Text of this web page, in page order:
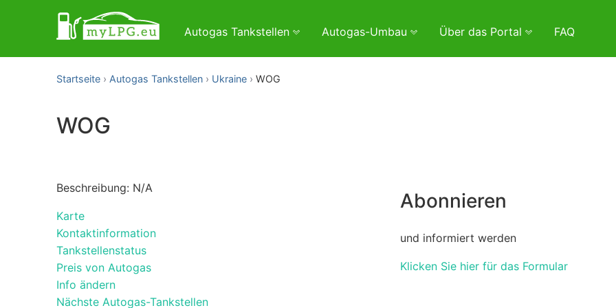
Autogas Tankstellen Autogas-Umbau Über das Portal FAQ
Startseite Autogas Tankstellen Ukraine WOG
WOG
Beschreibung: N/A
Karte
Kontaktinformation
Tankstellenstatus
Preis von Autogas
Info ändern
Nächste Autogas-Tankstellen
Abonnieren
und informiert werden
Klicken Sie hier für das Formular